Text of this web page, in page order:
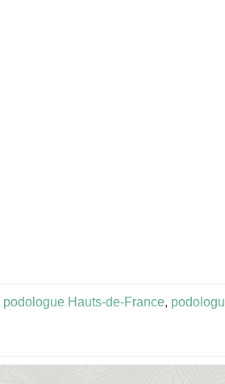
podologue Hauts-de-France,